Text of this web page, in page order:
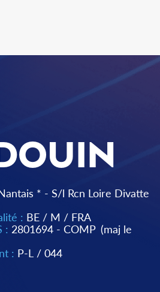
* - S/l Rcn Loire Divatte
: BE / M / FRA
: 2801694 - COMP (maj le
: P-L / 044